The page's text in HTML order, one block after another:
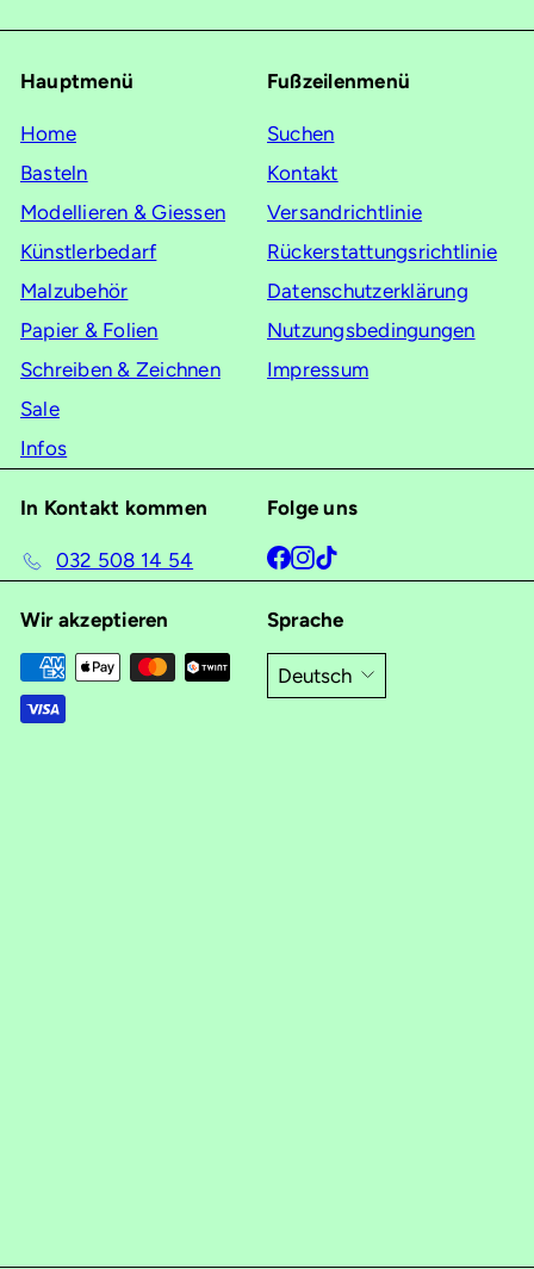
sich
unsere
an
Hauptmenü
Home
Basteln
Modellieren & Giessen
Künstlerbedarf
Malzubehör
Papier & Folien
Schreiben & Zeichnen
Sale
Infos
Fußzeilenmenü
Suchen
Kontakt
Versandrichtlinie
Rückerstattungsrichtlinie
Datenschutzerklärung
Nutzungsbedingungen
Impressum
In Kontakt kommen
032 508 14 54
Folge uns
Facebook
Instagram
Wir akzeptieren Sprache
Deutsch